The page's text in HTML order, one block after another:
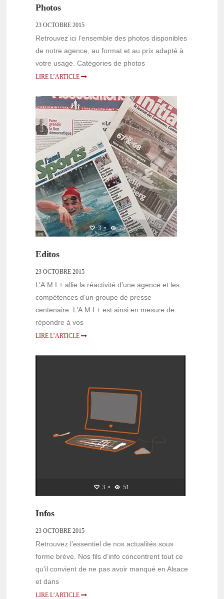
Photos
23 OCTOBRE 2015
Retrouvez ici l’ensemble des photos disponibles
de notre agence, au format et au prix adapté à
votre usage. Catégories de photos
LIRE L’ARTICLE
3 • 75
Editos
23 OCTOBRE 2015
L’A.M.I + allie la réactivité d’une agence et les
compétences d’un groupe de presse
centenaire. L’A.M.I + est ainsi en mesure de
répondre à vos
LIRE L’ARTICLE
3 • 51
Infos
23 OCTOBRE 2015
Retrouvez l’essentiel de nos actualités sous
forme brève. Nos fils d’info concentrent tout ce
qu’il convient de ne pas avoir manqué en Alsace
et dans
LIRE L’ARTICLE